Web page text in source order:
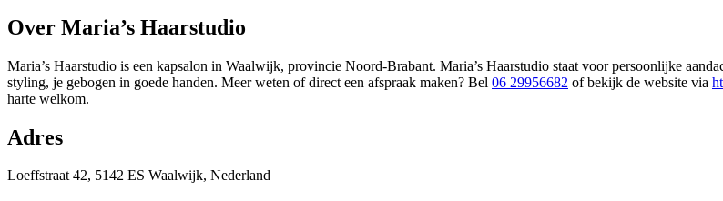
+
Over Maria’s Haarstudio
Maria’s Haarstudio is een kapsalon in Waalwijk, provincie Noord-Brabant. Maria’s Haarstudio staat voor persoonlijke
styling, je gebogen in goede handen. Meer weten of direct een afspraak maken? Bel 06 29956682 of bekijk de website via
harte welkom.
Adres
Loeffstraat 42, 5142 ES Waalwijk, Nederland